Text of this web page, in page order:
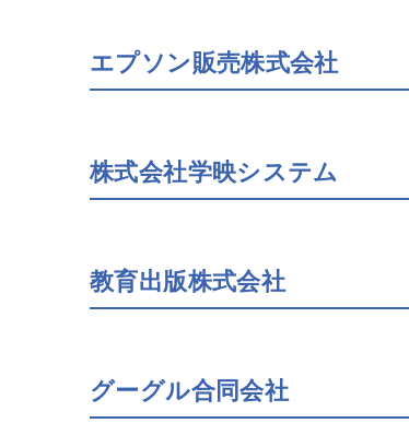
エプソン販売株式会社
株式会社学映システム
教育出版株式会社
グーグル合同会社